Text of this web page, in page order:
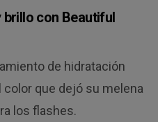
brillo con Beautiful
de hidratación
que dejó su melena
los flashes.